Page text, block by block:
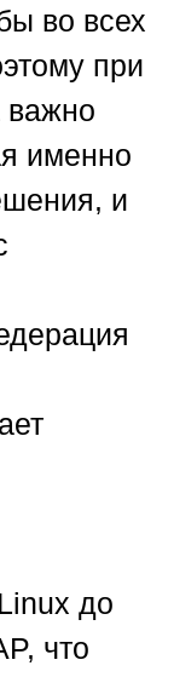
во всех
при
важно
именно
и
до
что